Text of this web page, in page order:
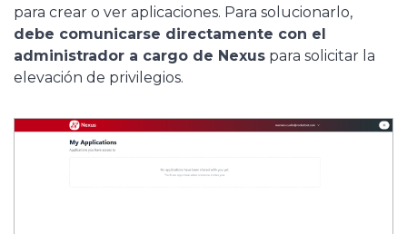
para crear o ver aplicaciones. Para solucionarlo,
debe comunicarse directamente con el
administrador a cargo de Nexus para solicitar la
elevación de privilegios.